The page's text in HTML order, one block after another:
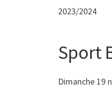
2023/2024
Sport
Dimanche 19